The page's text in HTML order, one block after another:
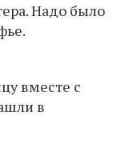
Надо было
вместе с
в